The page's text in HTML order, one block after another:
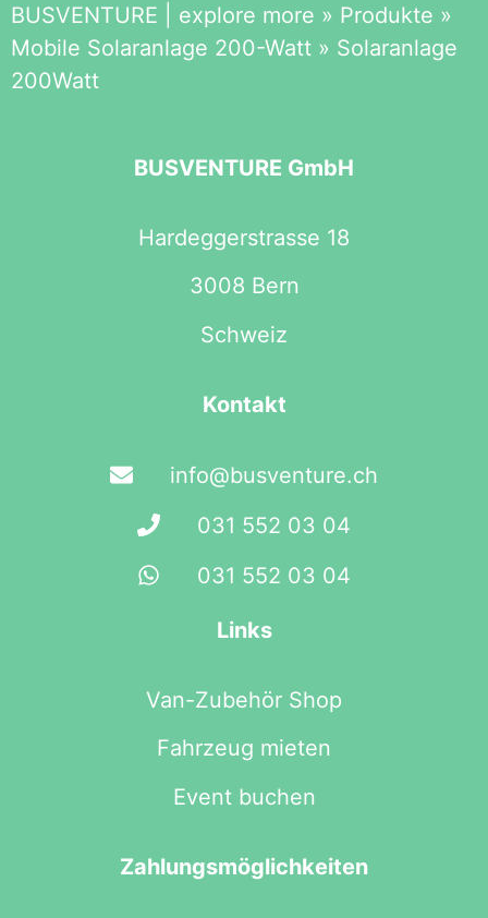
BUSVENTURE | explore more » Produkte »
Mobile Solaranlage 200-Watt » Solaranlage
200Watt
BUSVENTURE GmbH
Hardeggerstrasse 18
3008 Bern
Schweiz
Kontakt
info@busventure.ch
031 552 03 04
031 552 03 04
Links
Van-Zubehör Shop
Fahrzeug mieten
Event buchen
Zahlungsmöglichkeiten